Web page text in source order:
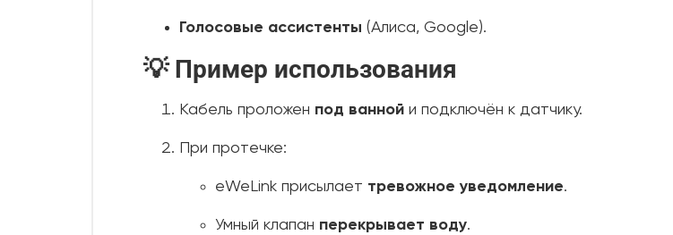
Голосовые ассистенты (Алиса, Google).
💡 Пример использования
Кабель проложен под ванной и подключён к датчику.
При протечке:
eWeLink присылает тревожное уведомление.
Умный клапан перекрывает воду.